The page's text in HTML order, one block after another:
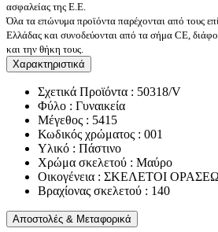
ασφαλείας της Ε.Ε.
Όλα τα επώνυμα προϊόντα παρέχονται από τους
Ελλάδας και συνοδεύονται από τα σήμα CE,
και την θήκη τους.
Χαρακτηριστικά
Σχετικά Προϊόντα : 50318/V
Φύλο : Γυναικεία
Μέγεθος : 5415
Κωδικός χρώματος : 001
Υλικό : Πάστινο
Χρώμα σκελετού : Μαύρο
Οικογένεια : ΣΚΕΛΕΤΟΙ
Βραχίονας σκελετού : 140
Αποστολές & Μεταφορικά